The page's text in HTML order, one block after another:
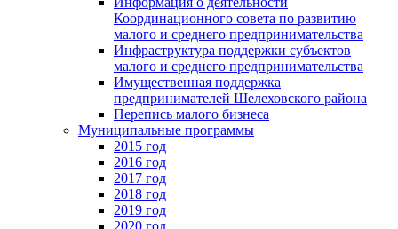
Координационного совета по развитию
малого и среднего предпринимательства
Инфраструктура поддержки субъектов
малого и среднего предпринимательства
Имущественная поддержка
предпринимателей Шелеховского района
Перепись малого бизнеса
Муниципальные программы
2015 год
2016 год
2017 год
2018 год
2019 год
2020 год